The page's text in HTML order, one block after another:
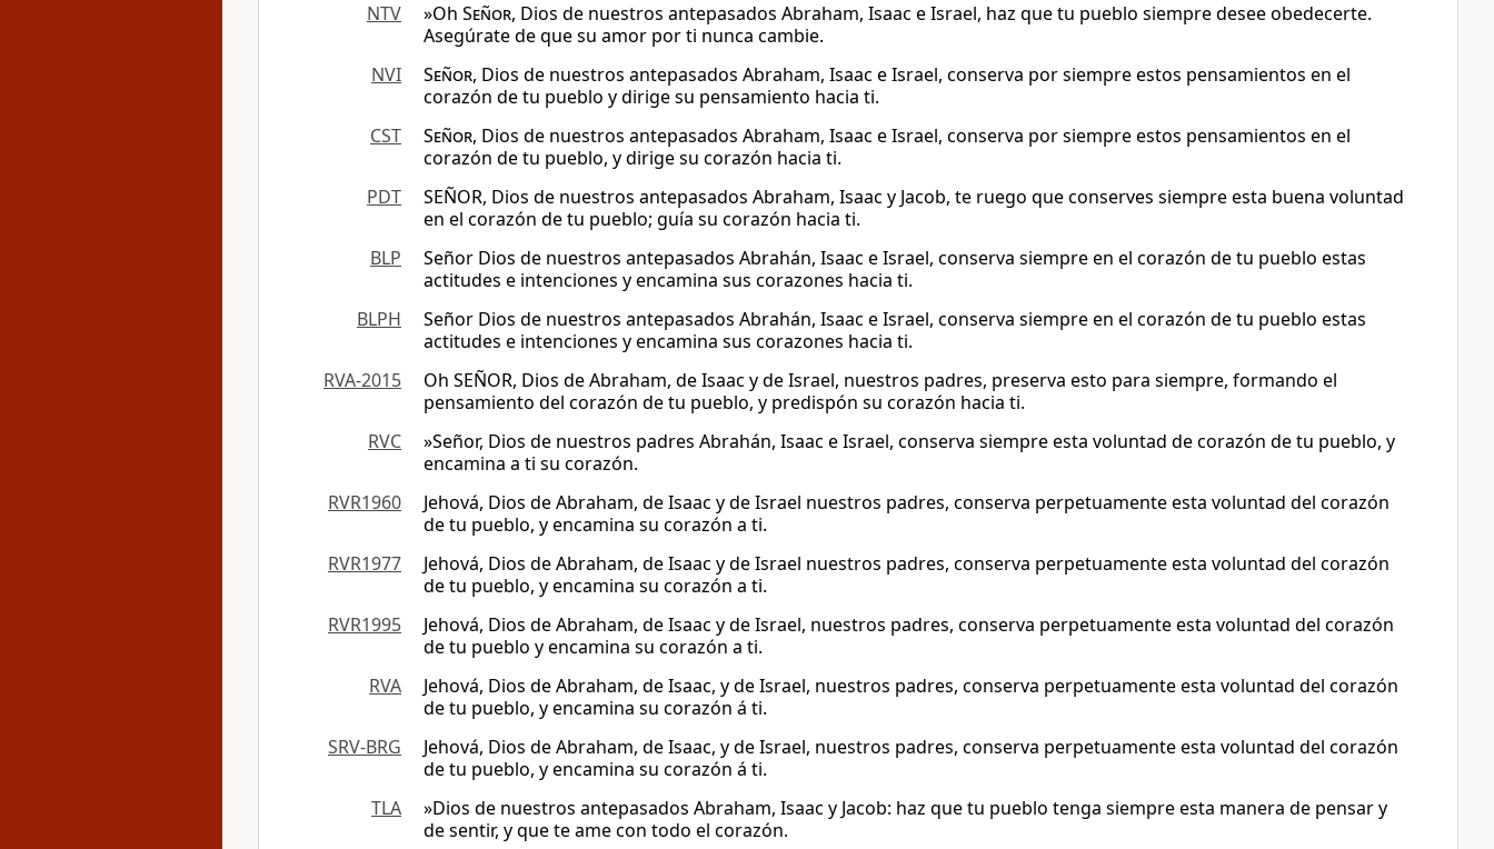
NTV
»Oh Señor, Dios de nuestros antepasados Abraham, Isaac e Israel, haz que tu pueblo siempre desee obedecerte.
Asegúrate de que su amor por ti nunca cambie.
NVI
Señor, Dios de nuestros antepasados Abraham, Isaac e Israel, conserva por siempre estos pensamientos en el
corazón de tu pueblo y dirige su pensamiento hacia ti.
CST
Señor, Dios de nuestros antepasados Abraham, Isaac e Israel, conserva por siempre estos pensamientos en el
corazón de tu pueblo, y dirige su corazón hacia ti.
PDT
SEÑOR, Dios de nuestros antepasados Abraham, Isaac y Jacob, te ruego que conserves siempre esta buena voluntad
en el corazón de tu pueblo; guía su corazón hacia ti.
BLP
Señor Dios de nuestros antepasados Abrahán, Isaac e Israel, conserva siempre en el corazón de tu pueblo estas
actitudes e intenciones y encamina sus corazones hacia ti.
BLPH
Señor Dios de nuestros antepasados Abrahán, Isaac e Israel, conserva siempre en el corazón de tu pueblo estas
actitudes e intenciones y encamina sus corazones hacia ti.
RVA-2015
Oh SEÑOR, Dios de Abraham, de Isaac y de Israel, nuestros padres, preserva esto para siempre, formando el
pensamiento del corazón de tu pueblo, y predispón su corazón hacia ti.
RVC
»Señor, Dios de nuestros padres Abrahán, Isaac e Israel, conserva siempre esta voluntad de corazón de tu pueblo, y
encamina a ti su corazón.
RVR1960
Jehová, Dios de Abraham, de Isaac y de Israel nuestros padres, conserva perpetuamente esta voluntad del corazón
de tu pueblo, y encamina su corazón a ti.
RVR1977
Jehová, Dios de Abraham, de Isaac y de Israel nuestros padres, conserva perpetuamente esta voluntad del corazón
de tu pueblo, y encamina su corazón a ti.
RVR1995
Jehová, Dios de Abraham, de Isaac y de Israel, nuestros padres, conserva perpetuamente esta voluntad del corazón
de tu pueblo y encamina su corazón a ti.
RVA
Jehová, Dios de Abraham, de Isaac, y de Israel, nuestros padres, conserva perpetuamente esta voluntad del corazón
de tu pueblo, y encamina su corazón á ti.
SRV-BRG
Jehová, Dios de Abraham, de Isaac, y de Israel, nuestros padres, conserva perpetuamente esta voluntad del corazón
de tu pueblo, y encamina su corazón á ti.
TLA
»Dios de nuestros antepasados Abraham, Isaac y Jacob: haz que tu pueblo tenga siempre esta manera de pensar y
de sentir, y que te ame con todo el corazón.